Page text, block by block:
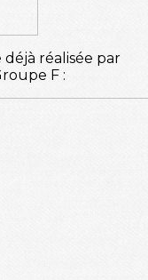
réalisée par
F :